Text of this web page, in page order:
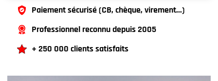
Paiement sécurisé (CB, chèque, virement...)
Professionnel reconnu depuis 2005
+ 250 000 clients satisfaits